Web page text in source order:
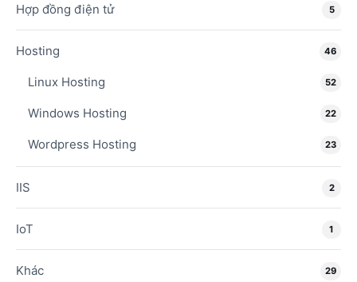
Hợp đồng điện tử 5
Hosting 46
Linux Hosting 52
Windows Hosting 22
Wordpress Hosting 23
IIS 2
IoT 1
Khác 29